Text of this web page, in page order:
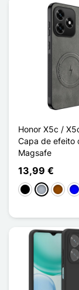
Honor X5c /
Capa de efeito
Magsafe
13,99 €
PretoCinzento